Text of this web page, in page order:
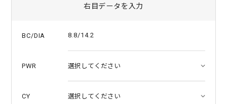
右目データを入力
BC/DIA 8.8/14.2
PWR
CY